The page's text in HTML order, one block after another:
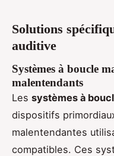
Solutions
auditive
Systèmes à boucle
malentendants
Les systèmes à
dispositifs
malentendantes
compatibles. Ces